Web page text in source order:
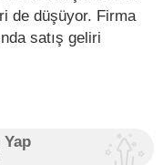
de düşüyor. Firma
satış geliri